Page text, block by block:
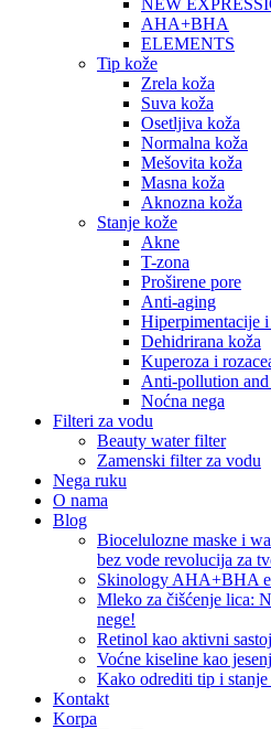
NEW
AHA+BHA
ELEMENTS
Tip kože
Zrela koža
Suva koža
Osetljiva koža
Normalna koža
Mešovita koža
Masna koža
Aknozna koža
Stanje kože
Akne
T-zona
Proširene pore
Anti-aging
Hiperpimentacije
Dehidrirana koža
Kuperoza i
Anti-pollution and
Noćna nega
Filteri za vodu
Beauty water filter
Zamenski filter za vodu
Nega ruku
O nama
Blog
Biocelulozne maske i
bez vode revolucija za
Skinology AHA+BHA
Mleko za čišćenje lica:
nege!
Retinol kao aktivni
Voćne kiseline kao
Kako odrediti tip i stanje
Kontakt
Korpa